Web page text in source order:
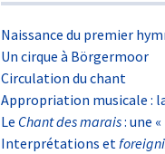
Bibliographie
Notes
Illustrations
Citer cet article
Auteur
Naissance du premier
Un cirque à Börgermoor
Circulation du chant
Appropriation musicale :
Le Chant des marais: une
Interprétations et